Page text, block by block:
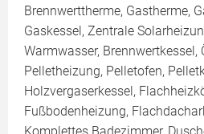
Brennwerttherme, Gastherme,
Gaskessel, Zentrale
Warmwasser, Brennwertkessel,
Pelletheizung, Pelletofen,
Holzvergaserkessel,
Fußbodenheizung,